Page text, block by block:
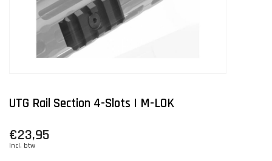
UTG Rail Section 4-Slots | M-LOK
€23,95
Incl. btw